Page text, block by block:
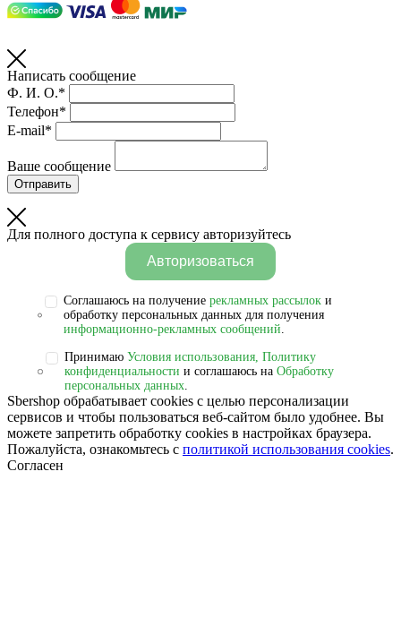
Написать сообщение
Ф. И. О.*
Телефон*
E-mail*
Ваше сообщение
Отправить
Для полного доступа к сервису авторизуйтесь
Авторизоваться
Соглашаюсь на получениерекламных рассылок и
обработку персональных данных для получения
информационно-рекламных сообщений
Принимаю Условия использования, Политику
конфиденциальности и соглашаюсь на Обработку
персональных данных.
Sbershop обрабатывает cookies с целью персонализации
сервисов и чтобы пользоваться веб-сайтом было удобнее. Вы
можете запретить обработку сookies в настройках браузера.
Пожалуйста, ознакомьтесь с политикой использования cookies.
Согласен